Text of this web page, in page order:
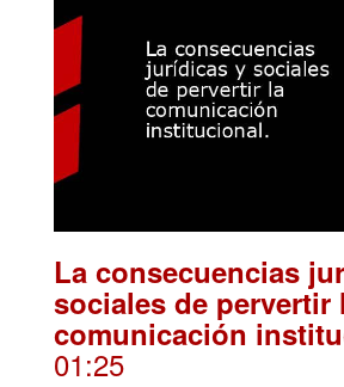
La consecuencias
sociales de pervertir
comunicación
01:25